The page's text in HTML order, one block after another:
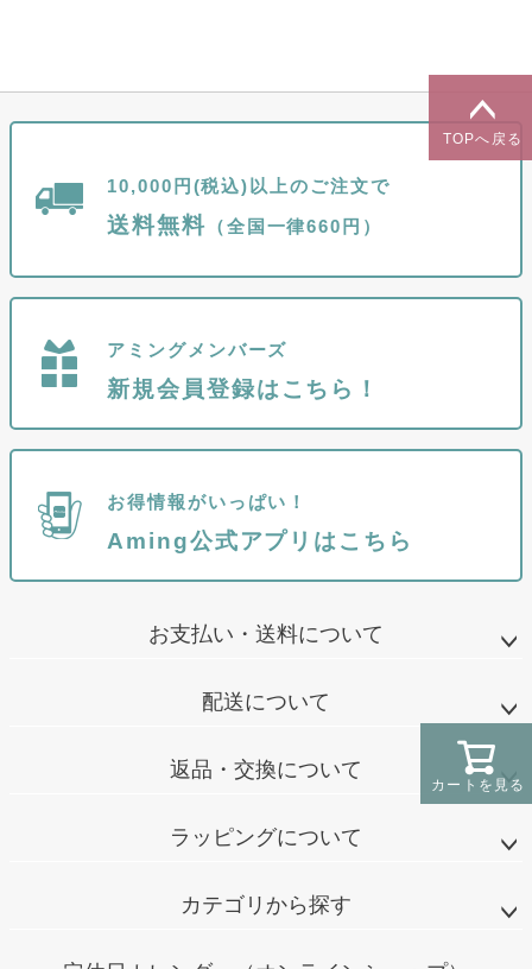
カートを見る
TOPへ戻る
10,000円(税込)以上のご注文で
送料無料 （全国一律660円）
アミングメンバーズ
新規会員登録はこちら！
お得情報がいっぱい！
Aming公式アプリはこちら
お支払い・送料について
配送について
返品・交換について
ラッピングについて
カテゴリから探す